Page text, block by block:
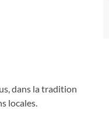
dans la tradition
locales.